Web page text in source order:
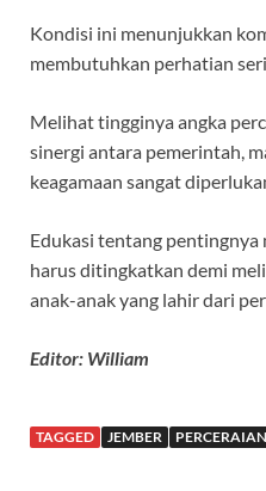
Kondisi ini menunjukkan
membutuhkan perhatian
Melihat tingginya angka
sinergi antara pemerintah,
keagamaan sangat
Edukasi tentang
harus ditingkatkan demi
anak-anak yang lahir dari
Editor: William
TAGGED JEMBER PERCERAIAN